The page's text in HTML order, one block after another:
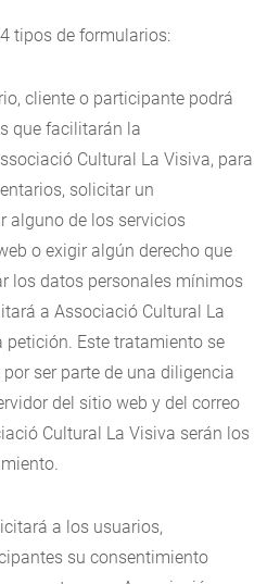
tipos de formularios:
cliente o participante podrá
que facilitarán la
Cultural La Visiva, para
solicitar un
alguno de los servicios
o exigir algún derecho que
los datos personales mínimos
a Associació Cultural La
petición. Este tratamiento se
ser parte de una diligencia
del sitio web y del correo
Cultural La Visiva serán los
a los usuarios,
su consentimiento